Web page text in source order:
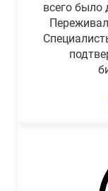
всего было